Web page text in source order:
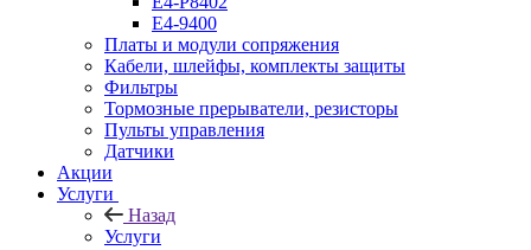
Е4-9400
Платы и модули сопряжения
Кабели, шлейфы, комплекты защиты
Фильтры
Тормозные прерыватели, резисторы
Пульты управления
Датчики
Акции
Услуги
Назад
Услуги